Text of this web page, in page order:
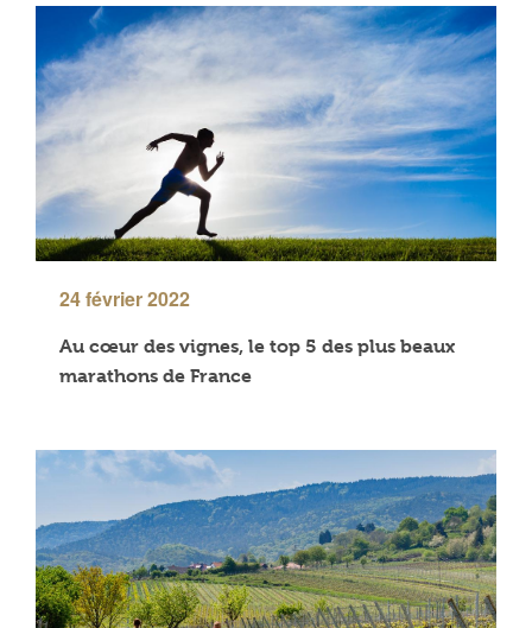
24 février 2022
Au cœur des vignes, le top 5 des plus beaux
marathons de France